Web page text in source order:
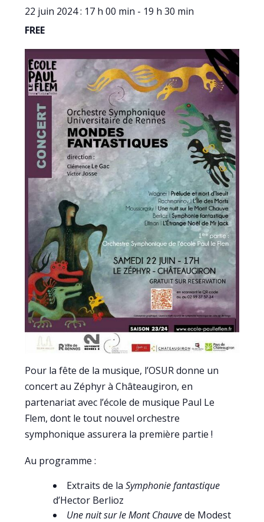
22 juin 2024 : 17 h 00 min - 19 h 30 min
FREE
Pour la fête de la musique, l’OSUR donne un
concert au Zéphyr à Châteaugiron, en
partenariat avec l’école de musique Paul Le
Flem, dont le tout nouvel orchestre
symphonique assurera la première partie !
Au programme :
Extraits de la Symphonie fantastique
d’Hector Berlioz
Une nuit sur le Mont Chauvede Modest